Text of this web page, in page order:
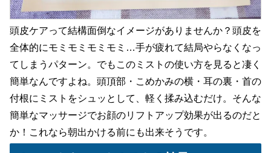
頭皮ケアって結構面倒なイメージがありませんか？頭皮を
全体的にモミモミモミモミ…手が疲れて結局やらなくなっ
てしまうパターン。でもこのミストの使い方を見ると凄く
簡単なんですよね。頭頂部・こめかみの横・耳の裏・首の
付根にミストをシュッとして、軽く揉み込むだけ。そんな
簡単なマッサージでお顔のリフトアップ効果が出るのだと
か！これなら朝出かける前にも出来そうです。